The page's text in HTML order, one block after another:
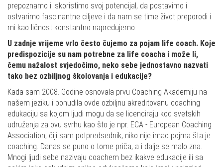
prepoznamo i iskoristimo svoj potencijal, da postavimo i
ostvarimo fascinantne ciljeve i da nam se time život preporodi i
mi kao ličnost konstantno napredujemo.
U zadnje vrijeme vrlo često čujemo za pojam life coach. Koje
predispozicije su nam potrebne za life coacha i može li,
čemu nažalost svjedočimo, neko sebe jednostavno nazvati
tako bez ozbiljnog školovanja i edukacije?
Kada sam 2008. Godine osnovala prvu Coaching Akademiju na
našem jeziku i ponudila ovde ozbiljnu akreditovanu coaching
edukaciju sa kojom ljudi mogu da se licenciraju kod svetskih
udruženja za ovu svrhu kao što je npr. ECA - European Coaching
Association, čiji sam potpredsednik, niko nije imao pojma šta je
coaching. Danas se puno o tome priča, a i dalje se malo zna.
Mnogi ljudi sebe nazivaju coachem bez ikakve edukacije ili sa